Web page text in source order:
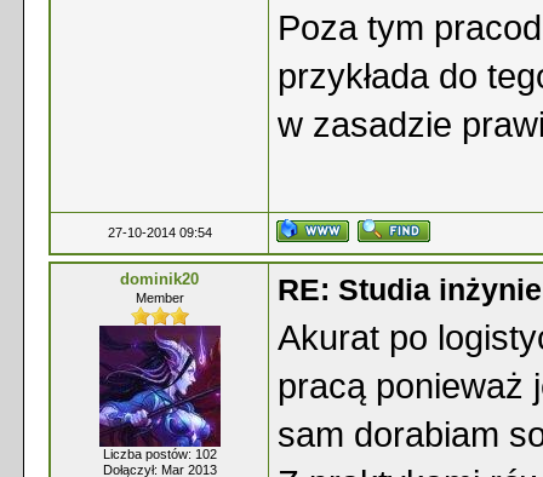
Poza tym
przykłada do
w zasadzie
27-10-2014 09:54
dominik20
Member
Liczba postów: 102
Dołączył: Mar 2013
RE: Studia
Akurat po
pracą ponieważ
sam dorabiam